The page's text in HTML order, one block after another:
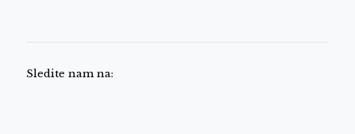
Sledite nam na: